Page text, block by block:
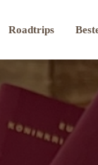
Roadtrips